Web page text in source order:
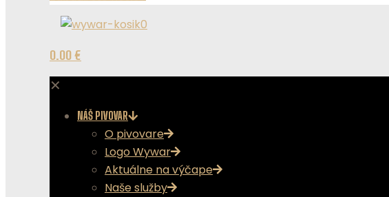
0
0.00 €
✕
NÁŠ PIVOVAR
O pivovare
Logo Wywar
Aktuálne na výčape
Naše služby